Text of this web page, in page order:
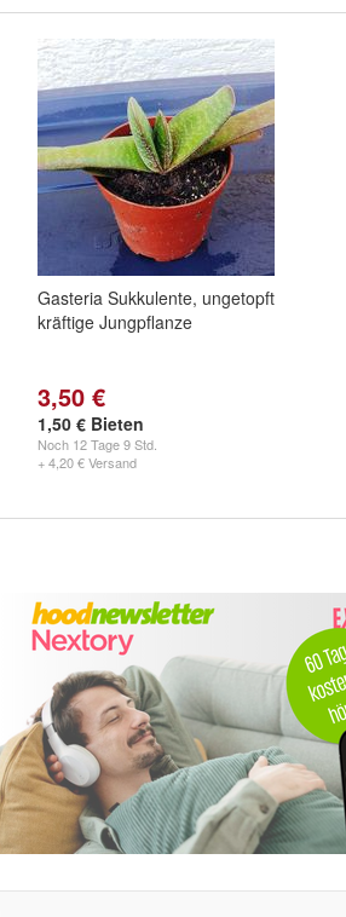
Gasteria Sukkulente, ungetopft
kräftige Jungpflanze
3,50 €
1,50 € Bieten
Noch 12 Tage 9 Std.
+ 4,20 € Versand